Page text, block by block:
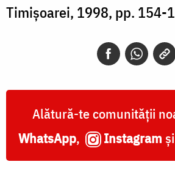
Timișoarei, 1998, pp. 154-
Alătură-te comunității
WhatsApp, Instagram și